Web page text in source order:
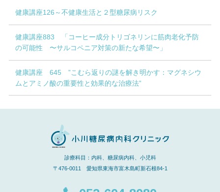
健康講座126～不健康生活と２型糖尿病リスク
健康講座883 「コーヒー成分トリゴネリンに筋肉老化予防
の可能性 〜サルコペニア対策の新たな希望〜」
健康講座 645 ”こむら返りの謎を解き明かす：マグネシウ
ムとアミノ酸の重要性と効果的な治療法”
診療科目：内科、糖尿病内科、小児科
〒476-0011 愛知県東海市富木島町新石根84-1